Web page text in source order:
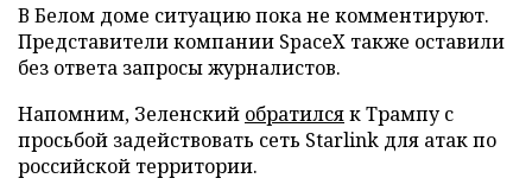
В Белом доме ситуацию пока не комментируют.
Представители компании SpaceX также оставили
без ответа запросы журналистов.
Напомним, Зеленский обратилсяк Трампу с
просьбой задействовать сеть Starlink для атак по
российской территории.